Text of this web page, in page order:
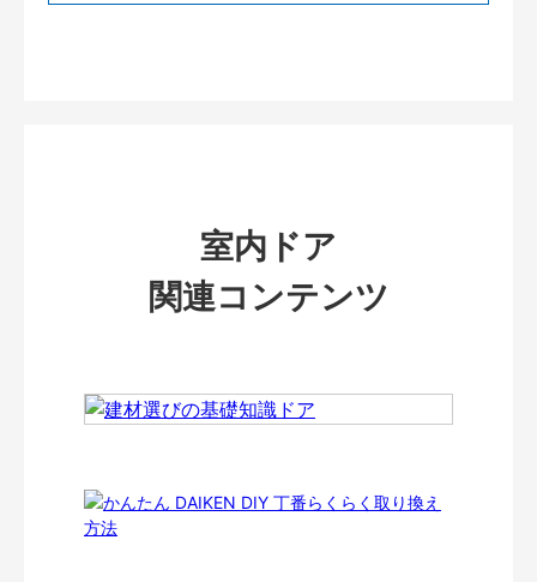
室内ドア
関連コンテンツ